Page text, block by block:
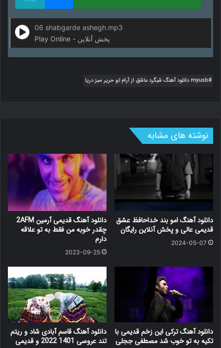
06 shabgarde ashegh.mp3
Play Online - پخش آنلاین
myusb دانلود آهنگ شبگرد عاشق از آرام تو حریر سبز دریا
نوشته های مشابه
دانلود آهنگ امو بند خداحافظ عشق
قدیمی عالی و پخش آنلاین رایگان
2024-05-07
دانلود آهنگ قدیمی آرمین 2AFM
چقدر خوبه من فقط به تو علاقه
دارم
2023-09-25
دانلود آهنگ ترکی این زخم قدیمی با
تکیه به تو خوب شد مصطفی ججلی
دانلود آهنگ قاسم آبادی شاد و ریتم
تند عروسی 1401 2022 و قدیمی